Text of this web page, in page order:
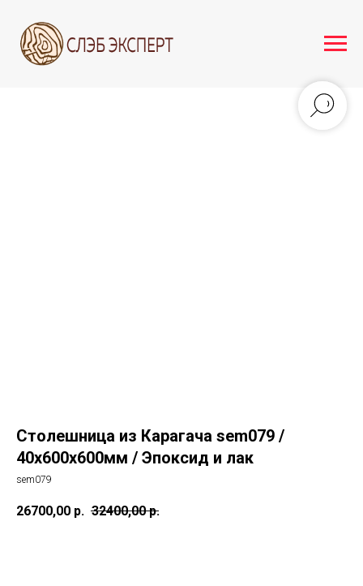
Столешница из Карагача sem079 /
40х600х600мм / Эпоксид и лак
sem079
26700,00 р. 32400,00 р.